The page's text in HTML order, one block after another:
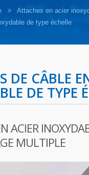
Attaches en acier
de type échelle
DE CÂBLE
DE TYPE
ACIER
MULTIPLE